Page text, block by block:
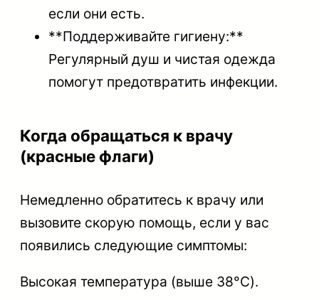
если они есть.
**Поддерживайте гигиену:**
Регулярный душ и чистая одежда
помогут предотвратить инфекции.
Когда обращаться к врачу
(красные флаги)
Немедленно обратитесь к врачу или
вызовите скорую помощь, если у вас
появились следующие симптомы:
Высокая температура (выше 38°C).